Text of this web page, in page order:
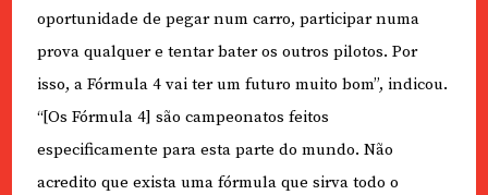
oportunidade de pegar num carro, participar numa
prova qualquer e tentar bater os outros pilotos. Por
isso, a Fórmula 4 vai ter um futuro muito bom”, indicou.
“[Os Fórmula 4] são campeonatos feitos
especificamente para esta parte do mundo. Não
acredito que exista uma fórmula que sirva todo o